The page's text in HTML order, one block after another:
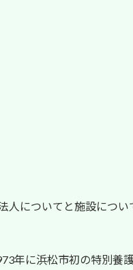
人についてと施設につい
年に浜松市初の特別養